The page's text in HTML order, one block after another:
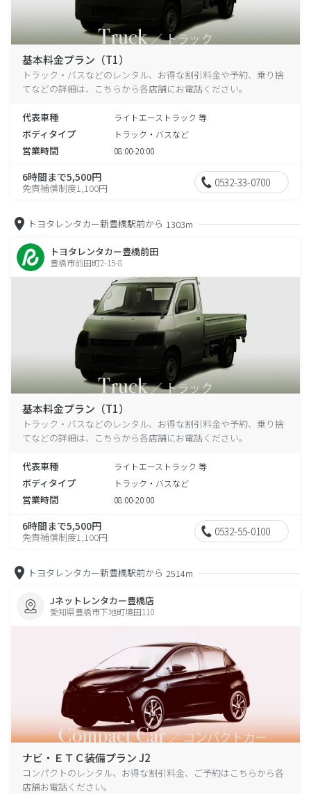
基本料金プラン（T1）
トラック・バスなどのレンタル、お得な割引料金や予約、乗り捨
てなどの詳細は、こちらから各店舗にお電話ください。
代表車種 ライトエーストラック 等
ボディタイプ トラック・バスなど
営業時間 08:00-20:00
6時間まで5,500円
免責補償制度1,100円 0532-33-0700
トヨタレンタカー新豊橋駅前から 1303m
トヨタレンタカー豊橋前田
豊橋市前田町2-15-8
基本料金プラン（T1）
トラック・バスなどのレンタル、お得な割引料金や予約、乗り捨
てなどの詳細は、こちらから各店舗にお電話ください。
代表車種 ライトエーストラック 等
ボディタイプ トラック・バスなど
営業時間 08:00-20:00
6時間まで5,500円
免責補償制度1,100円 0532-55-0100
トヨタレンタカー新豊橋駅前から 2514m
Jネットレンタカー豊橋店
愛知県豊橋市下地町境田110
ナビ・ＥＴＣ装備プラン J2
コンパクトのレンタル、お得な割引料金、ご予約はこちらから各
店舗お電話ください。